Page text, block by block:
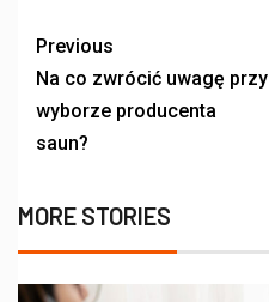
Previous
Na co zwrócić uwagę przy
wyborze producenta
saun?
MORE STORIES